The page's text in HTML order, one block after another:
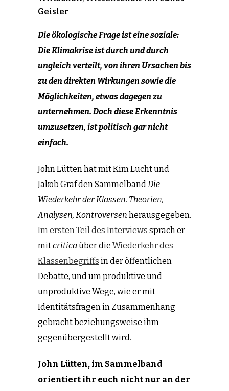
Geisler
Die ökologische Frage ist eine soziale:
Die Klimakrise ist durch und durch
ungleich verteilt, von ihren Ursachen bis
zu den direkten Wirkungen sowie die
Möglichkeiten, etwas dagegen zu
unternehmen. Doch diese Erkenntnis
umzusetzen, ist politisch gar nicht
einfach.
John Lütten hat mit Kim Lucht und
Jakob Graf den Sammelband Die
Wiederkehr der Klassen. Theorien,
Analysen, Kontroversen herausgegeben.
Im ersten Teil des Interviews sprach er
mitcriticaüber die Wiederkehr des
Klassenbegriffs in der öffentlichen
Debatte, und um produktive und
unproduktive Wege, wie er mit
Identitätsfragen in Zusammenhang
gebracht beziehungsweise ihm
gegenübergestellt wird.
John Lütten, im Sammelband
orientiert ihr euch nicht nur an der